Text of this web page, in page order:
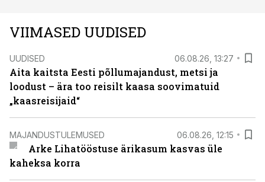
VIIMASED UUDISED
UUDISED 06.08.26, 13:27
Aita kaitsta Eesti põllumajandust, metsi ja
loodust – ära too reisilt kaasa soovimatuid
„kaasreisijaid“
MAJANDUSTULEMUSED 06.08.26, 12:15
Arke Lihatööstuse ärikasum kasvas üle
kaheksa korra